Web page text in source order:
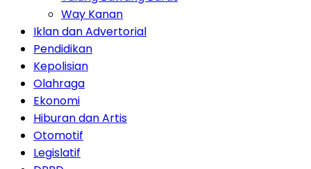
Way Kanan
Iklan dan Advertorial
Pendidikan
Kepolisian
Olahraga
Ekonomi
Hiburan dan Artis
Otomotif
Legislatif